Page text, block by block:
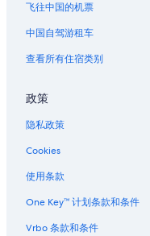
普莱亚岱瑞的酒店
埃尔塞贡多的民宿
埃尔塞贡多的家庭旅馆
位于埃尔塞贡多的经济型酒店
位于埃尔塞贡多的高尔夫酒店
位于埃尔塞贡多的豪华酒店
埃尔塞贡多的酒店
埃尔塞贡多的汽车旅馆
位于福克斯希尔斯的精品酒店
飞往中国的机票
中国自驾游租车
查看所有住宿类别
政策
隐私政策
Cookies
使用条款
One Key™ 计划条款和条件
Vrbo 条款和条件